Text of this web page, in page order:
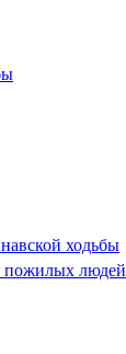
ходьбы
пожилых людей